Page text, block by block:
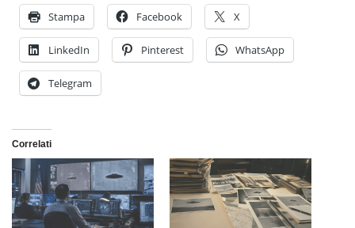
Stampa Facebook X
LinkedIn Pinterest WhatsApp
Telegram
Correlati